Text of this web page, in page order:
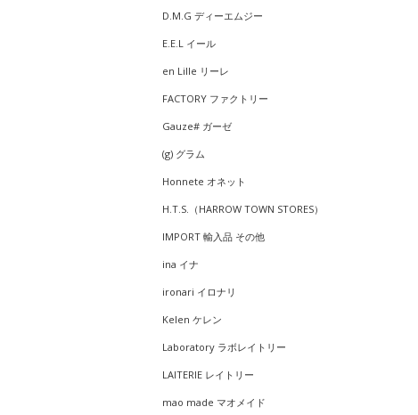
D.M.G ディーエムジー
E.E.L イール
en Lille リーレ
FACTORY ファクトリー
Gauze# ガーゼ
(g) グラム
Honnete オネット
H.T.S.（HARROW TOWN STORES）
IMPORT 輸入品 その他
ina イナ
ironari イロナリ
Kelen ケレン
Laboratory ラボレイトリー
LAITERIE レイトリー
mao made マオメイド